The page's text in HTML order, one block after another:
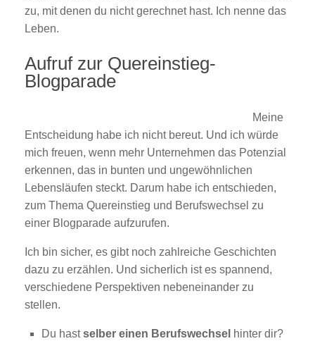
zu, mit denen du nicht gerechnet hast. Ich nenne das
Leben.
Aufruf zur Quereinstieg-
Blogparade
Meine
Entscheidung habe ich nicht bereut. Und ich würde
mich freuen, wenn mehr Unternehmen das Potenzial
erkennen, das in bunten und ungewöhnlichen
Lebensläufen steckt. Darum habe ich entschieden,
zum Thema Quereinstieg und Berufswechsel zu
einer Blogparade aufzurufen.
Ich bin sicher, es gibt noch zahlreiche Geschichten
dazu zu erzählen. Und sicherlich ist es spannend,
verschiedene Perspektiven nebeneinander zu
stellen.
Du hastselber einen Berufswechsel hinter dir?